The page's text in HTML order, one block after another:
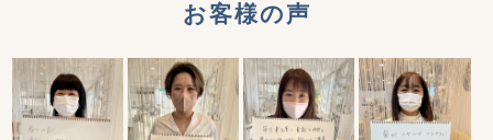
お客様の声